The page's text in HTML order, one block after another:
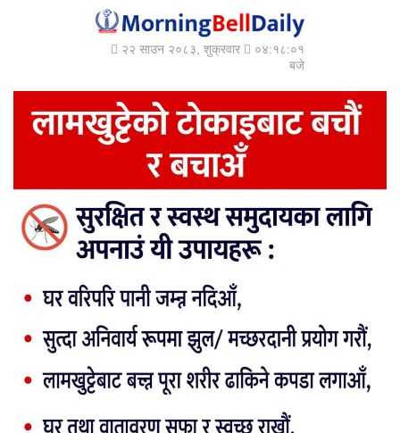
२२ साउन २०८३, शुक्रवार
०४:१८:०३
बजे